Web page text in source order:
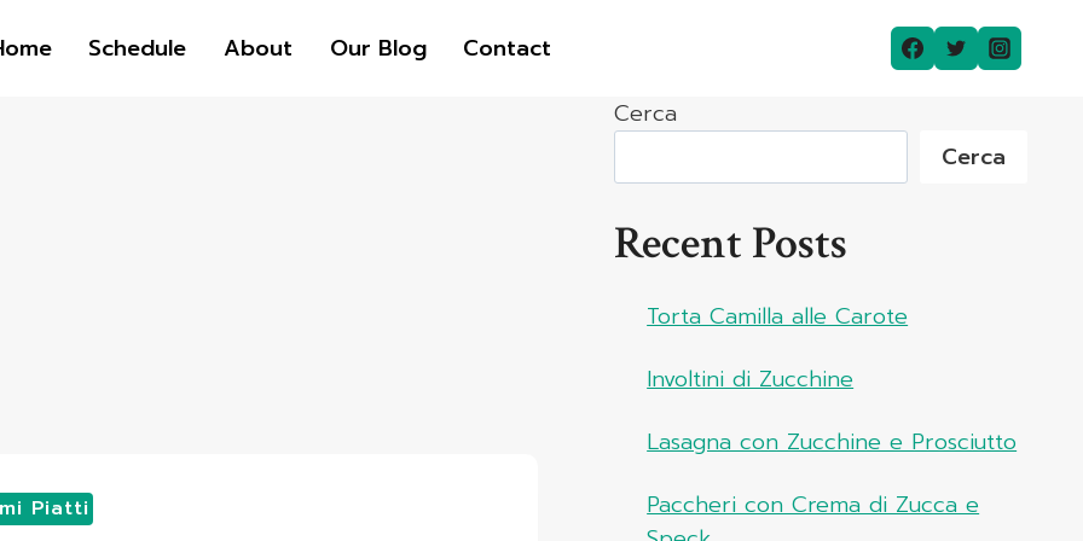
Schedule About Our Blog Contact
Piatti
Cerca
Cerca
Recent Posts
Torta Camilla alle Carote
Involtini di Zucchine
Lasagna con Zucchine e Prosciutto
Paccheri con Crema di Zucca e